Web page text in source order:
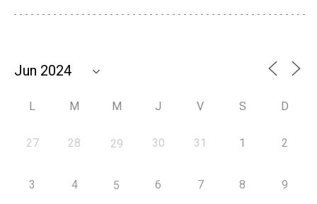
L M M J V S D
27 28 29 30 31 1 2
3 4 5 6 7 8 9